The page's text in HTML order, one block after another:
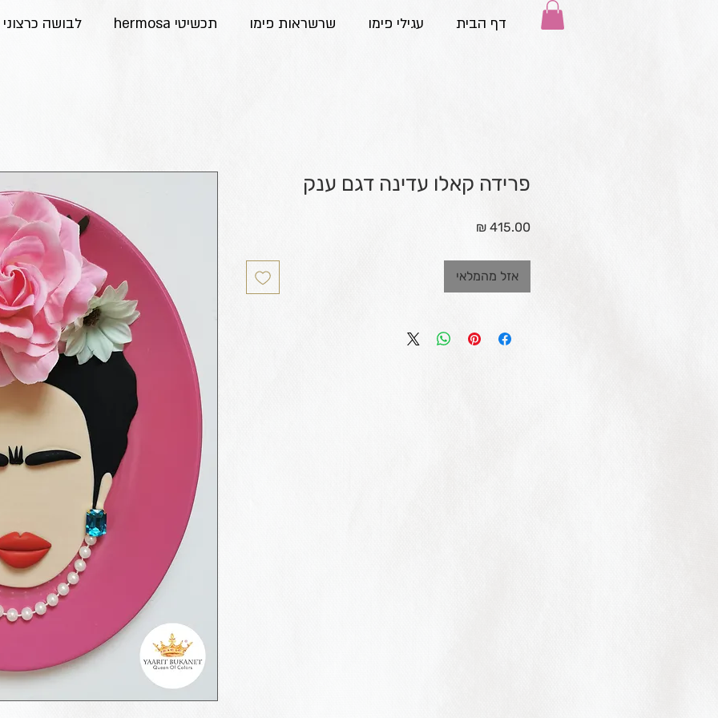
דף הבית עגילי פימו שרשראות פימו תכשיטי hermosa לבושה כרצוני
פרידה קאלו עדינה דגם ענק
אזל מהמלאי